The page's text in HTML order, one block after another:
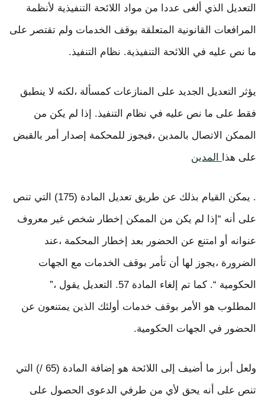
التعديل الذي ألغى عددا من مواد اللائحة التنفيذية لأنظمة
المرافعات القانونية المتعلقة بوقف الخدمات ولم تقتصر على
ما نص عليه في اللائحة التنفيذية. نظام التنفيذ.
يؤثر التعديل الجديد على المنازعات كمسألة ،لكنه لا ينطبق
فقط على ما نص عليه في نظام التنفيذ. إذا لم يكن من
الممكن الاتصال بالمدين ،فيجوز للمحكمة إصدار أمر بالقبض
على هذا
المدين
. يمكن القيام بذلك عن طريق تعديل المادة (175) التي تنص
على أنه “إذا لم يكن من الممكن إخطار شخص غير معروف
عنوانه أو امتنع عن الحضور بعد إخطار المحكمة ،عند
الضرورة ،يجوز لها أن تأمر بوقف الخدمات مع الجهات
الحكومية “. كما تم إلغاء المادة 57. التعديل يقول ،”
المطلوب هو الأمر بوقف خدمات أولئك الذين يمتنعون عن
الحضور في الجهات الحكومية.
ولعل أبرز ما أضيف إلى اللائحة هو إضافة المادة (65 /) التي
تنص على أنه يحق لأي من طرفي الدعوى الحصول على